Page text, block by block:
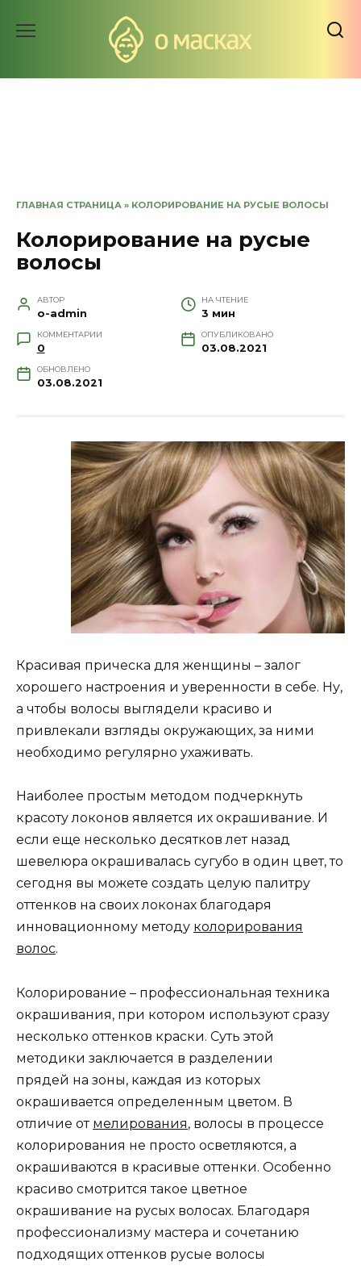
ГЛАВНАЯ СТРАНИЦА » КОЛОРИРОВАНИЕ НА РУСЫЕ ВОЛОСЫ
Колорирование на русые
волосы
АВТОР
o-admin
НА ЧТЕНИЕ
3 мин
КОММЕНТАРИИ
0
ОПУБЛИКОВАНО
03.08.2021
ОБНОВЛЕНО
03.08.2021
Красивая прическа для женщины – залог
хорошего настроения и уверенности в себе. Ну,
а чтобы волосы выглядели красиво и
привлекали взгляды окружающих, за ними
необходимо регулярно ухаживать.
Наиболее простым методом подчеркнуть
красоту локонов является их окрашивание. И
если еще несколько десятков лет назад
шевелюра окрашивалась сугубо в один цвет, то
сегодня вы можете создать целую палитру
оттенков на своих локонах благодаря
инновационному методу колорирования
волос.
Колорирование – профессиональная техника
окрашивания, при котором используют сразу
несколько оттенков краски. Суть этой
методики заключается в разделении
прядей на зоны, каждая из которых
окрашивается определенным цветом. В
отличие от мелирования, волосы в процессе
колорирования не просто осветляются, а
окрашиваются в красивые оттенки. Особенно
красиво смотрится такое цветное
окрашивание на русых волосах. Благодаря
профессионализму мастера и сочетанию
подходящих оттенков русые волосы